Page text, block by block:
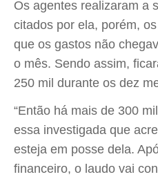
Os agentes realizaram a
citados por ela, porém,
que os gastos não
o mês. Sendo assim,
250 mil durante os dez
“Então há mais de 300
essa investigada que
esteja em posse dela.
financeiro, o laudo vai